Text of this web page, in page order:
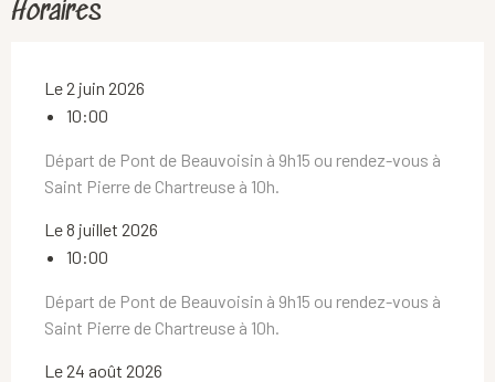
Horaires
Le 2 juin 2026
10:00
Départ de Pont de Beauvoisin à 9h15 ou rendez-vous à
Saint Pierre de Chartreuse à 10h.
Le 8 juillet 2026
10:00
Départ de Pont de Beauvoisin à 9h15 ou rendez-vous à
Saint Pierre de Chartreuse à 10h.
Le 24 août 2026